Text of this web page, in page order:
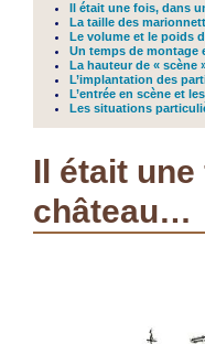
Il était une fois, dans
La taille des
Le volume et le poids
Un temps de montage
La hauteur de « scène
L’implantation des
L’entrée en scène et
Les situations
Il était
château…